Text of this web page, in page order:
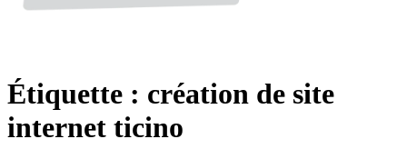
Étiquette : création de site
internet ticino